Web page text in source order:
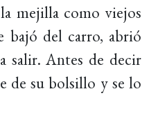
mejilla como viejos
bajó del carro, abrió
salir. Antes de decir
de su bolsillo y se lo